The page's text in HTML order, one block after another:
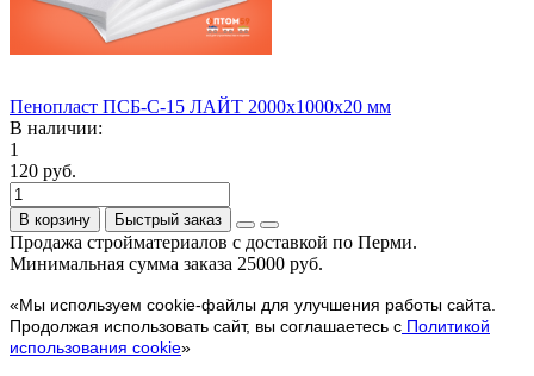
Пенопласт ПСБ-С-15 ЛАЙТ 2000х1000х20 мм
В наличии:
1
120 руб.
В корзину Быстрый заказ
Продажа стройматериалов с доставкой по Перми.
Минимальная сумма заказа 25000 руб.
«Мы используем cookie-файлы для улучшения работы сайта.
Продолжая использовать сайт, вы соглашаетесь с Политикой
использования cookie»